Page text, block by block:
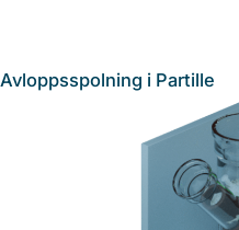
Avloppsspolning i Partille